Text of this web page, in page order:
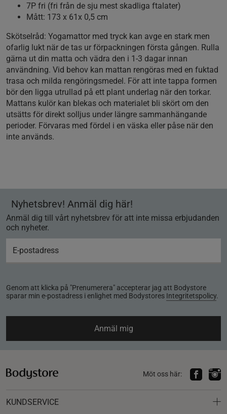
7P fri (fri från de sju mest skadliga ftalater)
Mått: 173 x 61x 0,5 cm
Skötselråd: Yogamattor med tryck kan avge en stark men
ofarlig lukt när de tas ur förpackningen första gången. Rulla
gärna ut din matta och vädra den i 1-3 dagar innan
användning. Vid behov kan mattan rengöras med en fuktad
trasa och milda rengöringsmedel. För att inte tappa formen
bör den ligga utrullad på ett plant underlag när den torkar.
Mattans kulör kan blekas och materialet bli skört om den
utsätts för direkt solljus under längre sammanhängande
perioder. Förvaras med fördel i en väska eller påse när den
inte används.
Nyhetsbrev! Anmäl dig här!
Anmäl dig till vårt nyhetsbrev för att inte missa erbjudanden
och nyheter.
Genom att klicka på "Prenumerera" accepterar jag att Bodystore
sparar min e-postadress i enlighet med Bodystores Integritetspolicy.
Anmäl mig
Möt oss här:
KUNDSERVICE